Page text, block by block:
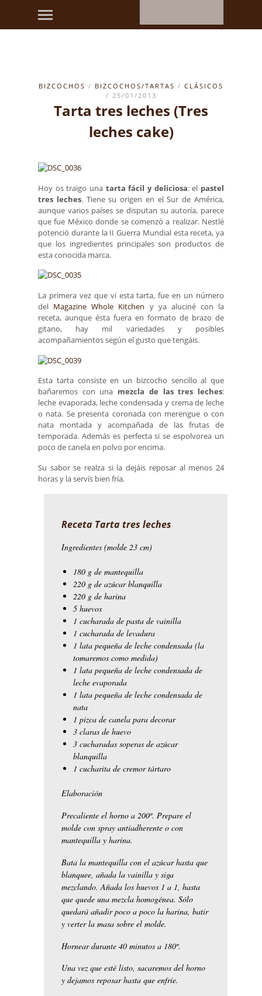
BIZCOCHOS / BIZCOCHOS/TARTAS / CLÁSICOS
/ 25/01/2013
Tarta tres leches (Tres
leches cake)
Hoy os traigo una tarta fácil y deliciosa: el pastel
tres leches. Tiene su origen en el Sur de América,
aunque varios países se disputan su autoría, parece
que fue México donde se comenzó a realizar. Nestlé
potenció durante la II Guerra Mundial esta receta, ya
que los ingredientes principales son productos de
esta conocida marca.
La primera vez que vi esta tarta, fue en un número
del Magazine Whole Kitchen y ya aluciné con la
receta, aunque ésta fuera en formato de brazo de
gitano, hay mil variedades y posibles
acompañamientos según el gusto que tengáis.
Esta tarta consiste en un bizcocho sencillo al que
bañaremos con una mezcla de las tres leches:
leche evaporada, leche condensada y crema de leche
o nata. Se presenta coronada con merengue o con
nata montada y acompañada de las frutas de
temporada. Además es perfecta si se espolvorea un
poco de canela en polvo por encima.
Su sabor se realza si la dejáis reposar al menos 24
horas y la servís bien fría.
Receta Tarta tres leches
Ingredientes (molde 23 cm)
180 g de mantequilla
220 g de azúcar blanquilla
220 g de harina
5 huevos
1 cucharada de pasta de vainilla
1 cucharada de levadura
1 lata pequeña de leche condensada (la
tomaremos como medida)
1 lata pequeña de leche condensada de
leche evaporada
1 lata pequeña de leche condensada de
nata
1 pizca de canela para decorar
3 claras de huevo
3 cucharadas soperas de azúcar
blanquilla
1 cucharita de cremor tártaro
Elaboración
Precaliente el horno a 200º. Prepare el
molde con spray antiadherente o con
mantequilla y harina.
Bata la mantequilla con el azúcar hasta que
blanquee, añada la vainilla y siga
mezclando. Añada los huevos 1 a 1, hasta
que quede una mezcla homogénea. Sólo
quedará añadir poco a poco la harina, batir
y verter la masa sobre el molde.
Hornear durante 40 minutos a 180º.
Una vez que esté listo, sacaremos del horno
y dejamos reposar hasta que enfríe.